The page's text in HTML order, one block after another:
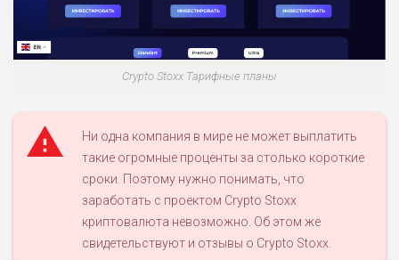
Crypto Stoxx Тарифные планы
Ни одна компания в мире не может выплатить
такие огромные проценты за столько короткие
сроки. Поэтому нужно понимать, что
заработать с проектом Crypto Stoxx
криптовалюта невозможно. Об этом же
свидетельствуют и отзывы о Crypto Stoxx.